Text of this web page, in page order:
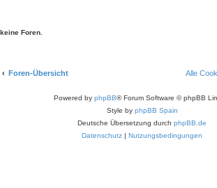
Foren.
Foren-Übersicht Alle
Powered by phpBB® Forum Software © phpBB
Style by phpBB Spain
Deutsche Übersetzung durch phpBB.de
Datenschutz | Nutzungsbedingungen